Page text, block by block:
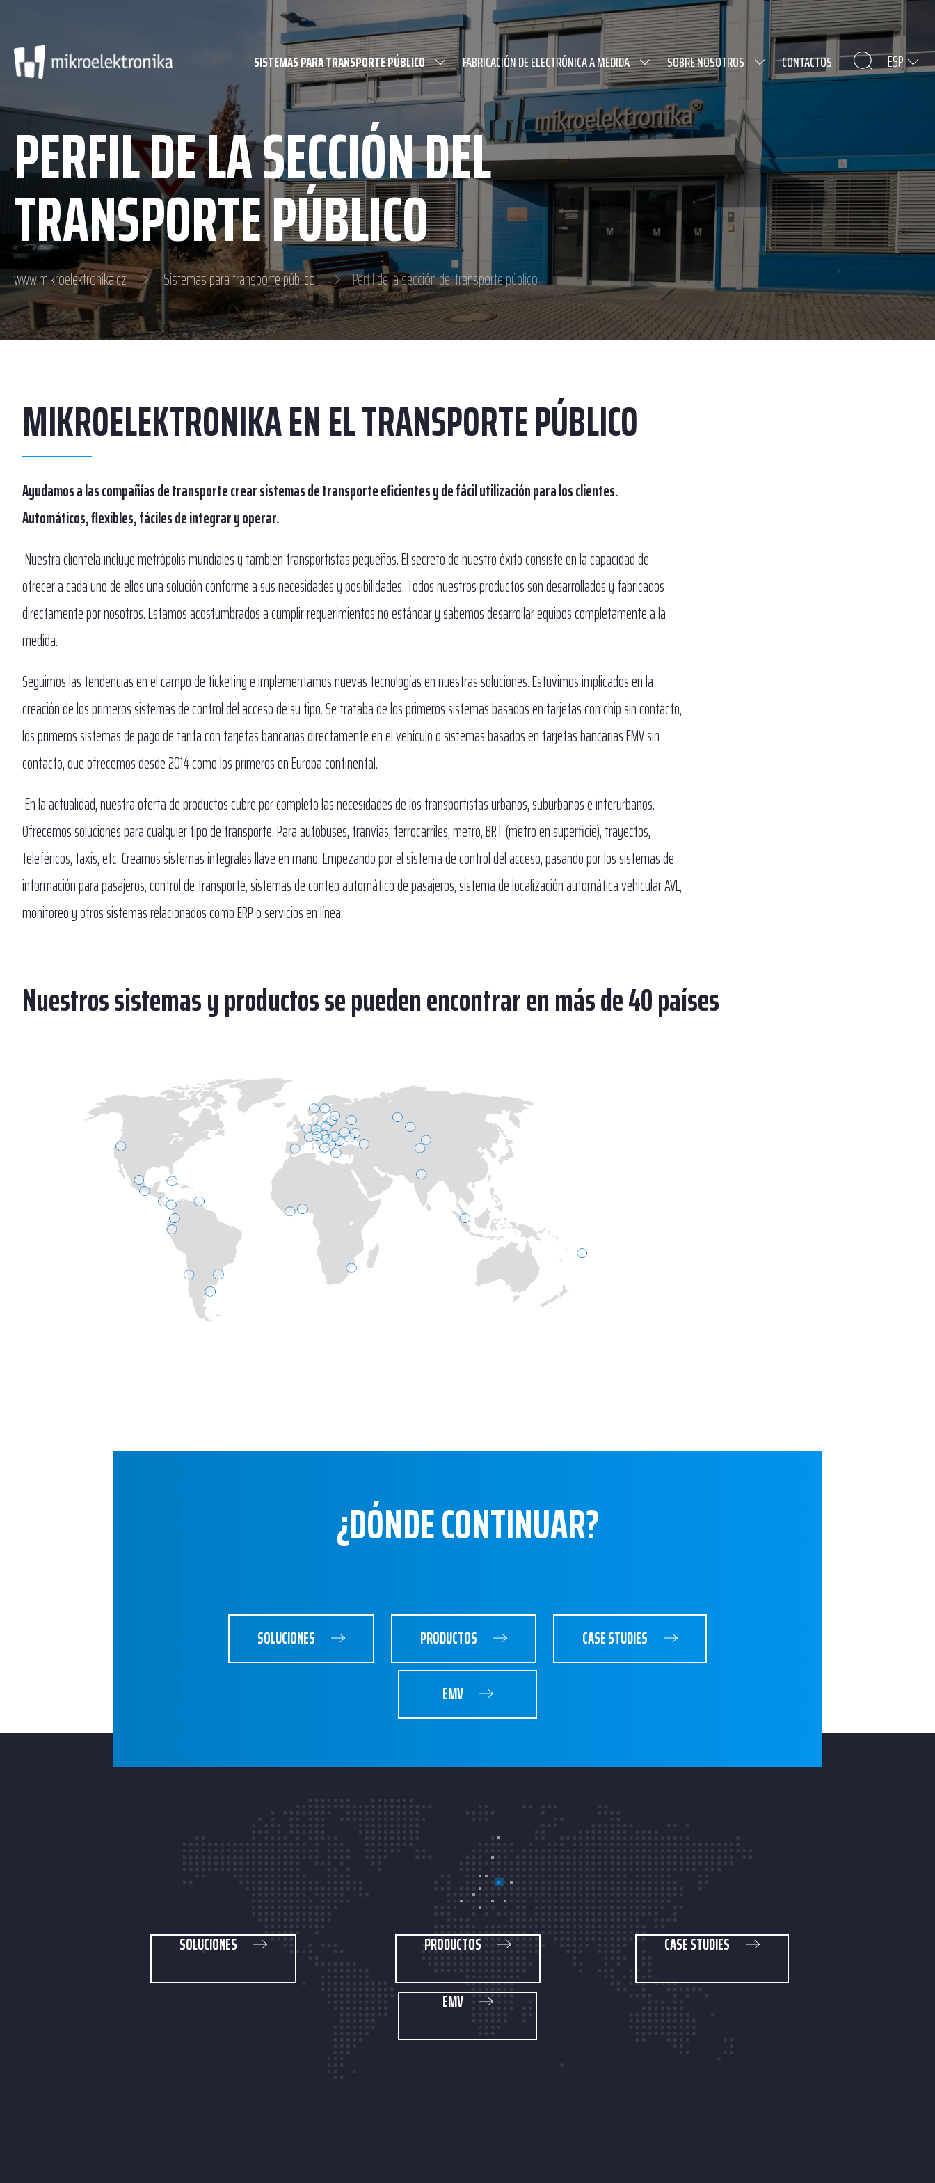
SISTEMAS PARA TRANSPORTE PÚBLICO FABRICACIÓN DE ELECTRÓNICA A MEDIDA SOBRE NOSOTROS CONTACTOS ESP
PERFIL DE LA SECCIÓN DEL
TRANSPORTE PÚBLICO
www.mikroelektronika.cz Sistemas para transporte público Perfil de la sección del transporte público
MIKROELEKTRONIKA EN EL TRANSPORTE PÚBLICO
Ayudamos a las compañías de transporte crear sistemas de transporte eficientes y de fácil utilización para los clientes.
Automáticos, flexibles, fáciles de integrar y operar.
Nuestra clientela incluye metrópolis mundiales y también transportistas pequeños. El secreto de nuestro éxito consiste en la capacidad de
ofrecer a cada uno de ellos una solución conforme a sus necesidades y posibilidades. Todos nuestros productos son desarrollados y fabricados
directamente por nosotros. Estamos acostumbrados a cumplir requerimientos no estándar y sabemos desarrollar equipos completamente a la
medida.
Seguimos las tendencias en el campo de ticketing e implementamos nuevas tecnologías en nuestras soluciones. Estuvimos implicados en la
creación de los primeros sistemas de control del acceso de su tipo. Se trataba de los primeros sistemas basados ​​en tarjetas con chip sin contacto,
los primeros sistemas de pago de tarifa con tarjetas bancarias directamente en el vehículo o sistemas basados ​​en tarjetas bancarias EMV sin
contacto, que ofrecemos desde 2014 como los primeros en Europa continental.
En la actualidad, nuestra oferta de productos cubre por completo las necesidades de los transportistas urbanos, suburbanos e interurbanos.
Ofrecemos soluciones para cualquier tipo de transporte. Para autobuses, tranvías, ferrocarriles, metro, BRT (metro en superficie), trayectos,
teleféricos, taxis, etc. Creamos sistemas integrales llave en mano. Empezando por el sistema de control del acceso, pasando por los sistemas de
información para pasajeros, control de transporte, sistemas de conteo automático de pasajeros, sistema de localización automática vehicular AVL,
monitoreo y otros sistemas relacionados como ERP o servicios en línea.
Nuestros sistemas y productos se pueden encontrar en más de 40 países
¿DÓNDE CONTINUAR?
SOLUCIONES PRODUCTOS CASE STUDIES
EMV
SOLUCIONES PRODUCTOS CASE STUDIES
EMV